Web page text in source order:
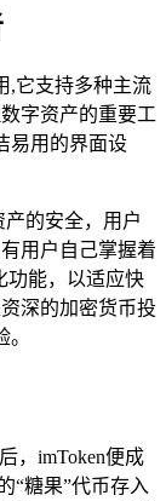
,它支持多种主流
字资产的重要工
易用的界面设
的安全，用户
用户自己掌握着
功能，以适应快
深的加密货币投
，imToken便成
“糖果”代币存入